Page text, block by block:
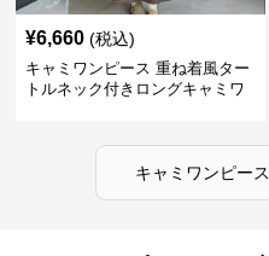
¥6,660 (税込)
キャミワンピース 重ね着風ター
トルネック付きロングキャミワ
キャミワンピース